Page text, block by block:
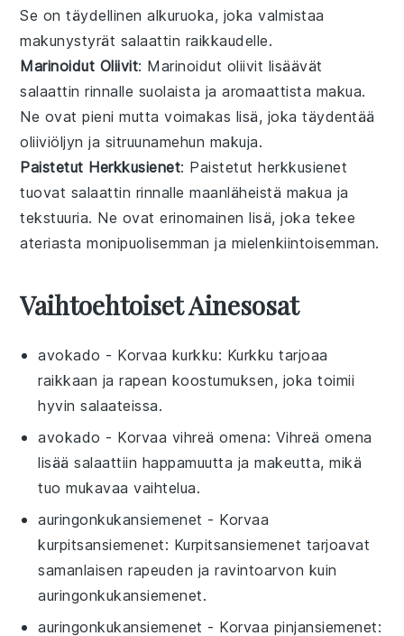
Se on täydellinen alkuruoka, joka valmistaa
makunystyrät salaattin raikkaudelle.
Marinoidut Oliivit: Marinoidut oliivit lisäävät
salaattin rinnalle suolaista ja aromaattista makua.
Ne ovat pieni mutta voimakas lisä, joka täydentää
oliiviöljyn ja sitruunamehun makuja.
Paistetut Herkkusienet: Paistetut herkkusienet
tuovat salaattin rinnalle maanläheistä makua ja
tekstuuria. Ne ovat erinomainen lisä, joka tekee
ateriasta monipuolisemman ja mielenkiintoisemman.
Vaihtoehtoiset Ainesosat
avokado - Korvaa kurkku: Kurkku tarjoaa
raikkaan ja rapean koostumuksen, joka toimii
hyvin salaateissa.
avokado - Korvaa vihreä omena: Vihreä omena
lisää salaattiin happamuutta ja makeutta, mikä
tuo mukavaa vaihtelua.
auringonkukansiemenet - Korvaa
kurpitsansiemenet: Kurpitsansiemenet tarjoavat
samanlaisen rapeuden ja ravintoarvon kuin
auringonkukansiemenet.
auringonkukansiemenet - Korvaa pinjansiemenet: